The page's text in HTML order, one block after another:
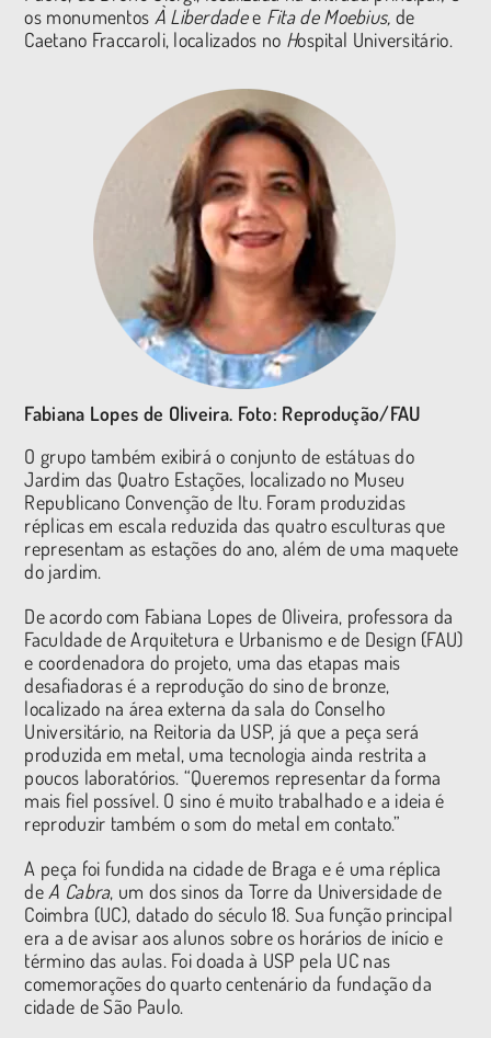
os monumentos À Liberdadee Fita de Moebius, de
Caetano Fraccaroli, localizados no Hospital Universitário.
Fabiana Lopes de Oliveira. Foto: Reprodução/FAU
O grupo também exibirá o conjunto de estátuas do
Jardim das Quatro Estações, localizado no Museu
Republicano Convenção de Itu. Foram produzidas
réplicas em escala reduzida das quatro esculturas que
representam as estações do ano, além de uma maquete
do jardim.
De acordo com Fabiana Lopes de Oliveira, professora da
Faculdade de Arquitetura e Urbanismo e de Design (FAU)
e coordenadora do projeto, uma das etapas mais
desafiadoras é a reprodução do sino de bronze,
localizado na área externa da sala do Conselho
Universitário, na Reitoria da USP, já que a peça será
produzida em metal, uma tecnologia ainda restrita a
poucos laboratórios. “Queremos representar da forma
mais fiel possível. O sino é muito trabalhado e a ideia é
reproduzir também o som do metal em contato.”
A peça foi fundida na cidade de Braga e é uma réplica
de A Cabra, um dos sinos da Torre da Universidade de
Coimbra (UC), datado do século 18. Sua função principal
era a de avisar aos alunos sobre os horários de início e
término das aulas. Foi doada à USP pela UC nas
comemorações do quarto centenário da fundação da
cidade de São Paulo.